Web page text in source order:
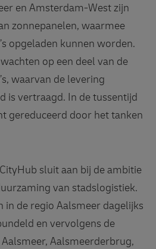
en Amsterdam-West zijn
zonnepanelen, waarmee
opgeladen kunnen worden.
op een deel van de
waarvan de levering
is vertraagd. In de tussentijd
gereduceerd door het tanken
sluit aan bij de ambitie
van stadslogistiek.
in de regio Aalsmeer dagelijks
en vervolgens de
Aalsmeerderbrug,